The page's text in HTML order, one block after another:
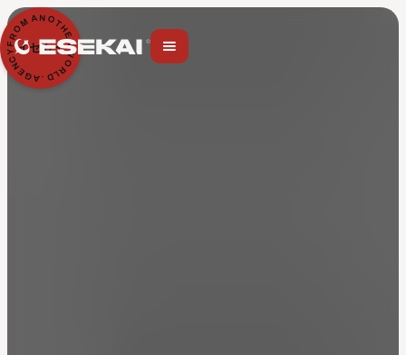
イセカイ
A
G
E
N
C
Y
F
R
O
M AN OTH
E
R
W
O
R
L
D
.